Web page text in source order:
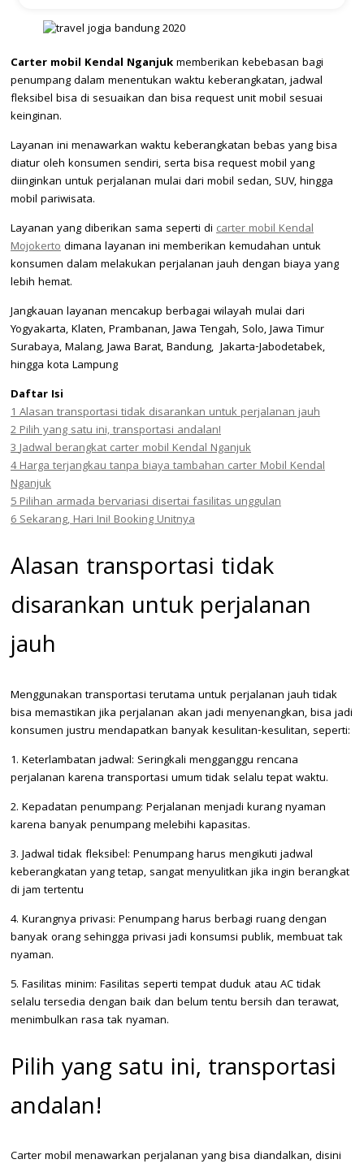
Carter mobil Kendal Nganjukmemberikan kebebasan bagi
penumpang dalam menentukan waktu keberangkatan, jadwal
fleksibel bisa di sesuaikan dan bisa request unit mobil sesuai
keinginan.
Layanan ini menawarkan waktu keberangkatan bebas yang bisa
diatur oleh konsumen sendiri, serta bisa request mobil yang
diinginkan untuk perjalanan mulai dari mobil sedan, SUV, hingga
mobil pariwisata.
Layanan yang diberikan sama seperti di carter mobil Kendal
Mojokertodimana layanan ini memberikan kemudahan untuk
konsumen dalam melakukan perjalanan jauh dengan biaya yang
lebih hemat.
Jangkauan layanan mencakup berbagai wilayah mulai dari
Yogyakarta, Klaten, Prambanan, Jawa Tengah, Solo, Jawa Timur
Surabaya, Malang, Jawa Barat, Bandung, Jakarta-Jabodetabek,
hingga kota Lampung
Daftar Isi
1Alasan transportasi tidak disarankan untuk perjalanan jauh
2Pilih yang satu ini, transportasi andalan!
3Jadwal berangkat carter mobil Kendal Nganjuk
4Harga terjangkau tanpa biaya tambahan carter Mobil Kendal
Nganjuk
5Pilihan armada bervariasi disertai fasilitas unggulan
6Sekarang, Hari Ini! Booking Unitnya
Alasan transportasi tidak
disarankan untuk perjalanan
jauh
Menggunakan transportasi terutama untuk perjalanan jauh tidak
bisa memastikan jika perjalanan akan jadi menyenangkan, bisa jadi
konsumen justru mendapatkan banyak kesulitan-kesulitan, seperti:
1. Keterlambatan jadwal: Seringkali mengganggu rencana
perjalanan karena transportasi umum tidak selalu tepat waktu.
2. Kepadatan penumpang: Perjalanan menjadi kurang nyaman
karena banyak penumpang melebihi kapasitas.
3. Jadwal tidak fleksibel: Penumpang harus mengikuti jadwal
keberangkatan yang tetap, sangat menyulitkan jika ingin berangkat
di jam tertentu
4. Kurangnya privasi: Penumpang harus berbagi ruang dengan
banyak orang sehingga privasi jadi konsumsi publik, membuat tak
nyaman.
5. Fasilitas minim: Fasilitas seperti tempat duduk atau AC tidak
selalu tersedia dengan baik dan belum tentu bersih dan terawat,
menimbulkan rasa tak nyaman.
Pilih yang satu ini, transportasi
andalan!
Carter mobil menawarkan perjalanan yang bisa diandalkan, disini